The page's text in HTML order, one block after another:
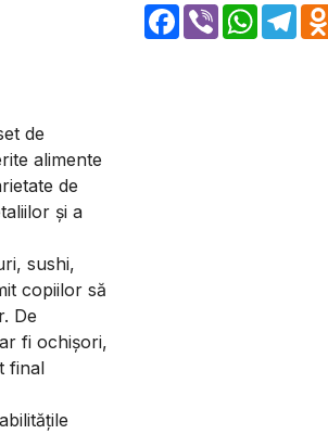
de
alimente
de
și a
sushi,
copiilor să
De
fi ochișori,
final
Facebook
Viber